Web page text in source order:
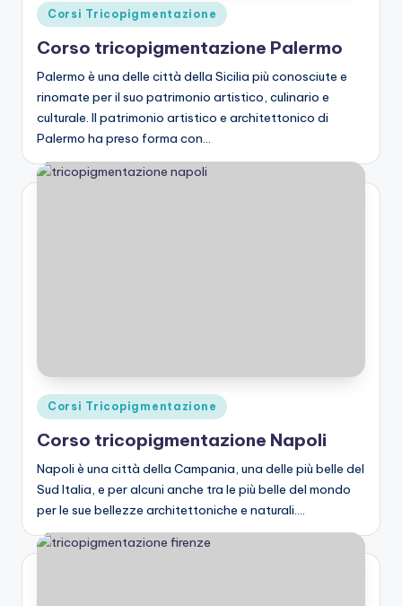
Posted
in
Corsi Tricopigmentazione
Corso tricopigmentazione Palermo
Palermo è una delle città della Sicilia più conosciute e
rinomate per il suo patrimonio artistico, culinario e
culturale. Il patrimonio artistico e architettonico di
Palermo ha preso forma con…
Posted
in
Corsi Tricopigmentazione
Corso tricopigmentazione Napoli
Napoli è una città della Campania, una delle più belle del
Sud Italia, e per alcuni anche tra le più belle del mondo
per le sue bellezze architettoniche e naturali.…